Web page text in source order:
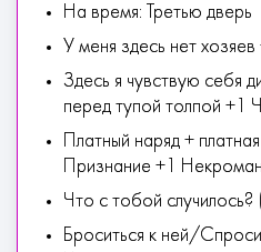
На время: Третью дверь
У меня здесь нет
Здесь я чувствую себя
перед тупой толпой +1
Платный наряд +
Признание +1
Что с тобой
Броситься к ней/